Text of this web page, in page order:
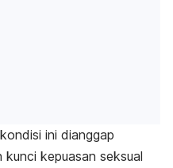
ini dianggap
kepuasan seksual